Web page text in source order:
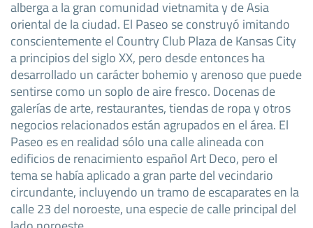
alberga a la gran comunidad vietnamita y de Asia
oriental de la ciudad. El Paseo se construyó imitando
conscientemente el Country Club Plaza de Kansas City
a principios del siglo XX, pero desde entonces ha
desarrollado un carácter bohemio y arenoso que puede
sentirse como un soplo de aire fresco. Docenas de
galerías de arte, restaurantes, tiendas de ropa y otros
negocios relacionados están agrupados en el área. El
Paseo es en realidad sólo una calle alineada con
edificios de renacimiento español Art Deco, pero el
tema se había aplicado a gran parte del vecindario
circundante, incluyendo un tramo de escaparates en la
calle 23 del noroeste, una especie de calle principal del